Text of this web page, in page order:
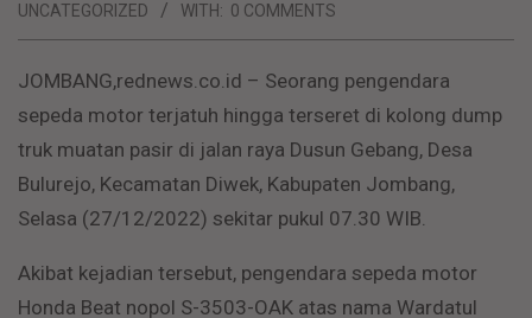
UNCATEGORIZED
WITH: 0 COMMENTS
JOMBANG,rednews.co.id – Seorang pengendara
sepeda motor terjatuh hingga terseret di kolong dump
truk muatan pasir di jalan raya Dusun Gebang, Desa
Bulurejo, Kecamatan Diwek, Kabupaten Jombang,
Selasa (27/12/2022) sekitar pukul 07.30 WIB.
Akibat kejadian tersebut, pengendara sepeda motor
Honda Beat nopol S-3503-OAK atas nama Wardatul